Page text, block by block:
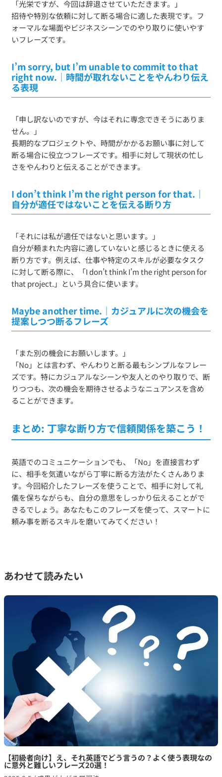
「光栄ですが、今回は辞退させていただきます。」
招待や特別な依頼に対して断る場合に適した表現です。フ
ォーマルな場面やビジネスシーンでのやり取りに使いやす
いフレーズです。
I’m sorry, but I’m unable to commit to that
right now.｜時間が取れないことをやんわり伝え
る表現
「申し訳ないのですが、今はそれに専念できそうにありま
せん。」
長期的なプロジェクトや、時間がかかるお願い事に対して
断る場合に役立つフレーズです。相手に対して現状の忙し
さをやんわりと伝えることができます。
I don’t think I’m the right person for that.｜
自分が適任ではないことを伝える断り方
「それには私が適任ではないと思います。」
自分が頼まれた内容に適していないと感じるときに使える
断り方です。例えば、仕事や特定のスキルが必要なタスク
に対して断る際に、「I don’t think I’m the right person for
that project.」という具合に使います。
Maybe another time.｜カジュアルに次の機会を
提案しつつ断るフレーズ
「また別の機会にお願いします。」
「No」とは言わず、やんわりと断る最もシンプルなフレー
ズです。特にカジュアルなシーンや友人とのやり取りで、断
りつつも、次の機会を期待させるようなニュアンスを含め
ることができます。
まとめ: 丁寧な断り方で信頼関係を築こう！
英語でのコミュニケーションでも、「No」を直接言わず
に、相手を気遣いながら丁寧に断る方法がたくさんありま
す。今回紹介したフレーズを使うことで、相手に対して礼
儀を保ちながらも、自分の意思をしっかり伝えることがで
きるでしょう。あなたもこのフレーズを使って、スマートに
頼み事を断るスキルを磨いてみてください！
あわせて読みたい
【初級者向け】え、それ英語でどう言うの？よく使う表現なの
に意外と難しいフレーズ20選！